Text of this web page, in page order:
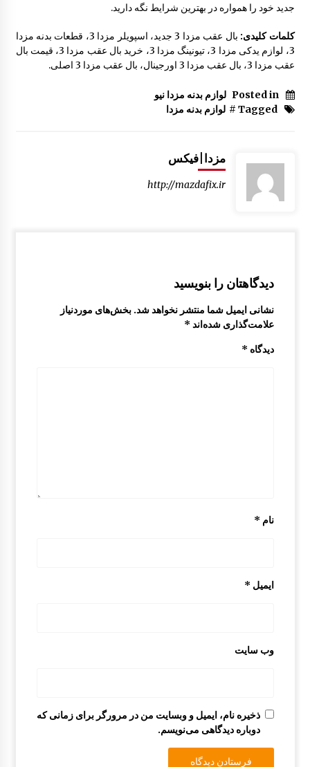
جدید خود را همواره در بهترین شرایط نگه دارید.
کلمات کلیدی:
بال عقب مزدا 3 جدید، اسپویلر مزدا 3، قطعات بدنه مزدا
3، لوازم یدکی مزدا 3، تیونینگ مزدا 3، خرید بال عقب مزدا 3، قیمت بال
عقب مزدا 3، بال عقب مزدا 3 اورجینال، بال عقب مزدا 3 اصلی.
Posted in لوازم بدنه مزدا نیو
Tagged #
لوازم بدنه مزدا
مزدا|فیکس
http://mazdafix.ir
دیدگاهتان را بنویسید
نشانی ایمیل شما منتشر نخواهد شد. بخش‌های موردنیاز
علامت‌گذاری شده‌اند *
دیدگاه *
نام *
ایمیل *
وب‌ سایت
ذخیره نام، ایمیل و وبسایت من در مرورگر برای زمانی که
دوباره دیدگاهی می‌نویسم.